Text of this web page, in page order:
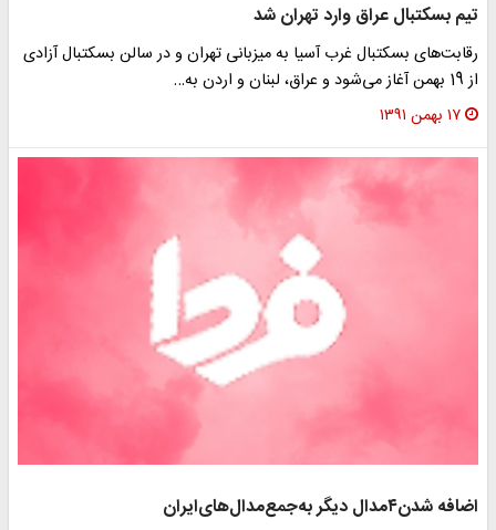
تیم بسکتبال عراق وارد تهران شد
رقابت‌های بسکتبال غرب آسیا به میزبانی تهران و در سالن بسکتبال آزادی
از 19 بهمن آغاز می‌شود و عراق، لبنان و اردن به…
۱۷ بهمن ۱۳۹۱
اضافه شدن۴مدال دیگر به‌جمع‌مدال‌های‌ایران